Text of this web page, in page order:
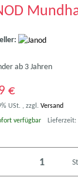
ab 3 Jahren
€
USt. , zzgl. Versand
verfügbar
Lieferzeit: